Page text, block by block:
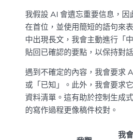
我假設 AI 會遺忘重要信息，因
在首位，並使用簡短的語句來
中出現長文，我會主動進行「
貼回已確認的要點，以保持對
遇到不確定的內容，我會要求
或「已知」。此外，我會要求
資料清單。這有助於控制生成
的寫作過程更像稿件校對。
我會